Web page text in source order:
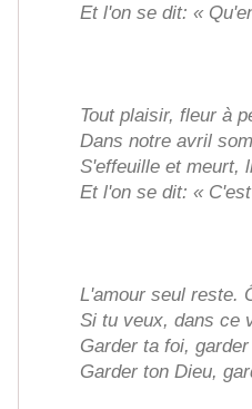
Et l'on se dit: «
Tout plaisir, fleur à
Dans notre avril
S'effeuille et meurt,
Et l'on se dit: «
L'amour seul reste.
Si tu veux, dans ce
Garder ta foi,
Garder ton Dieu,